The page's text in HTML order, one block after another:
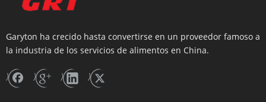
Garyton ha crecido hasta convertirse en un proveedor famoso a
la industria de los servicios de alimentos en China.